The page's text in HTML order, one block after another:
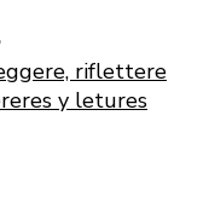
riflettere
y letures